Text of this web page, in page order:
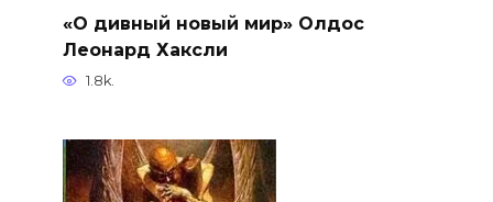
«О дивный новый мир» Олдос
Леонард Хаксли
1.8k.